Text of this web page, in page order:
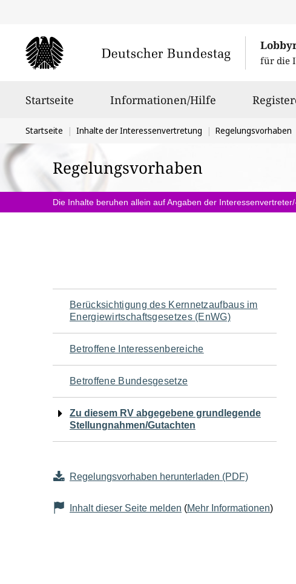
für die
Startseite Informationen/Hilfe
Sie
befinden
sich
hier:
Startseite Inhalte der Interessenvertretung Regelungsvorhaben
Regelungsvorhaben
Die Inhalte beruhen allein auf Angaben der
Navigation
für
den
Seiteninhalt
Berücksichtigung des Kernnetzaufbaus im
Energiewirtschaftsgesetzes (EnWG)
Betroffene Interessenbereiche
Betroffene Bundesgesetze
Zu diesem RV abgegebene grundlegende
Stellungnahmen/Gutachten
Regelungsvorhaben herunterladen (PDF)
Inhalt dieser Seite melden (Mehr Informationen)